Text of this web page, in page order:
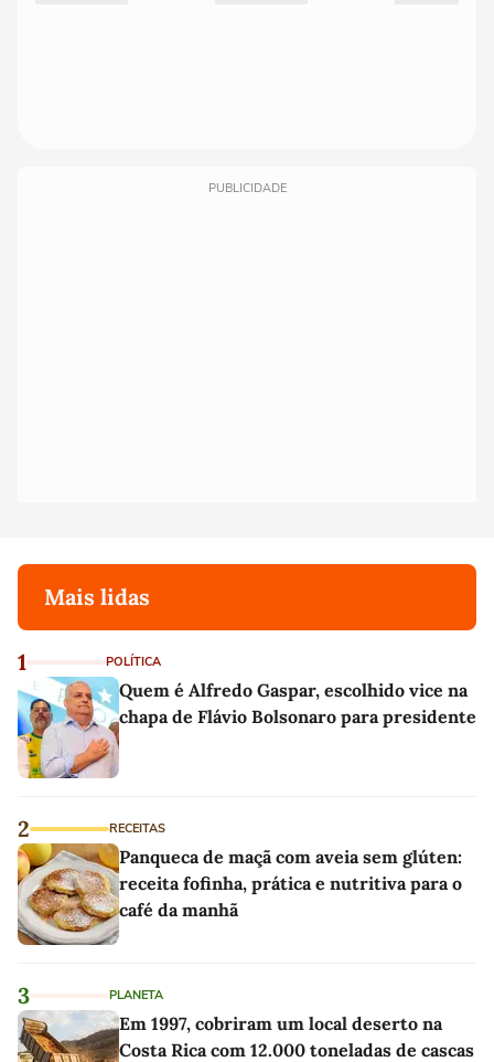
PUBLICIDADE
Mais lidas
1 POLÍTICA
Quem é Alfredo Gaspar, escolhido vice na
chapa de Flávio Bolsonaro para presidente
2 RECEITAS
Panqueca de maçã com aveia sem glúten:
receita fofinha, prática e nutritiva para o
café da manhã
3 PLANETA
Em 1997, cobriram um local deserto na
Costa Rica com 12.000 toneladas de cascas